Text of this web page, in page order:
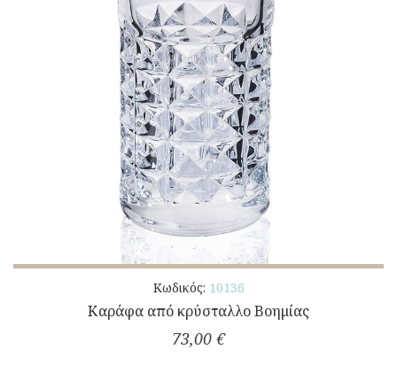
Κωδικός: 10136
Καράφα από κρύσταλλο Βοημίας
73,00 €